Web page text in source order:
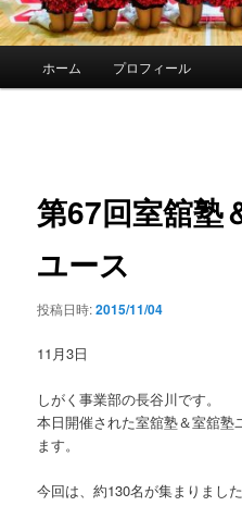
ホーム プロフィール
第67回室舘塾
ユース
投稿日時:2015/11/04
11月3日
しがく事業部の長谷川です。
本日開催された室舘塾＆室舘塾
ます。
今回は、約130名が集まりました